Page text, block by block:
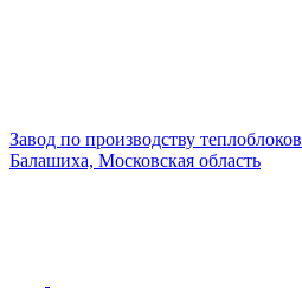
Завод по производству теплоблоков
Балашиха, Московская область